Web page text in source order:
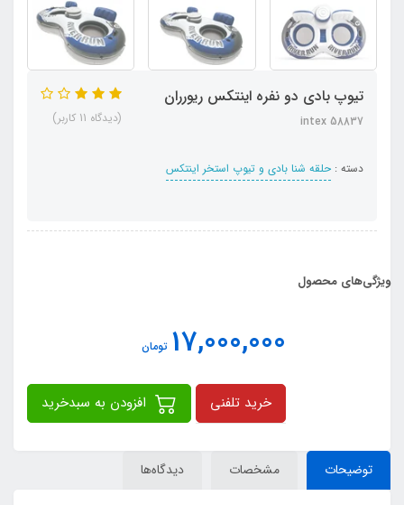
تیوپ بادی دو نفره اینتکس ریورران
intex 58837
دسته : حلقه شنا بادی و تیوپ استخر اینتکس
(دیدگاه 11 کاربر)
ویژگی‌های محصول
17,000,000 تومان
خرید تلفنی
توضیحات مشخصات دیدگاه‌ها